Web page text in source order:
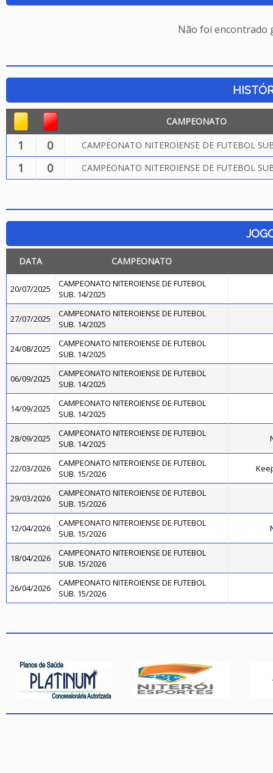
Não foi encontrado
CAMPEONATO
1 0 CAMPEONATO NITEROIENSE DE FUTEBOL
1 0 CAMPEONATO NITEROIENSE DE FUTEBOL
DATA CAMPEONATO
20/07/2025
CAMPEONATO NITEROIENSE DE FUTEBOL
SUB. 14/2025
27/07/2025
CAMPEONATO NITEROIENSE DE FUTEBOL
SUB. 14/2025
24/08/2025
CAMPEONATO NITEROIENSE DE FUTEBOL
SUB. 14/2025
06/09/2025
CAMPEONATO NITEROIENSE DE FUTEBOL
SUB. 14/2025
14/09/2025
CAMPEONATO NITEROIENSE DE FUTEBOL
SUB. 14/2025
28/09/2025
CAMPEONATO NITEROIENSE DE FUTEBOL
SUB. 14/2025
22/03/2026
CAMPEONATO NITEROIENSE DE FUTEBOL
SUB. 15/2026
29/03/2026
CAMPEONATO NITEROIENSE DE FUTEBOL
SUB. 15/2026
12/04/2026
CAMPEONATO NITEROIENSE DE FUTEBOL
SUB. 15/2026
18/04/2026
CAMPEONATO NITEROIENSE DE FUTEBOL
SUB. 15/2026
26/04/2026
CAMPEONATO NITEROIENSE DE FUTEBOL
SUB. 15/2026